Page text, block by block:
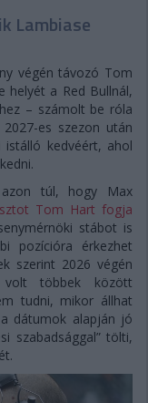
Lambiase
végén távozó Tom
helyét a Red Bullnál,
– számolt be róla
es szezon után
kedvéért, ahol
azon túl, hogy Max
Tom Hart fogja
stábot is
pozícióra érkezhet
szerint 2026 végén
többek között
tudni, mikor állhat
dátumok alapján jó
szabadsággal” tölti,